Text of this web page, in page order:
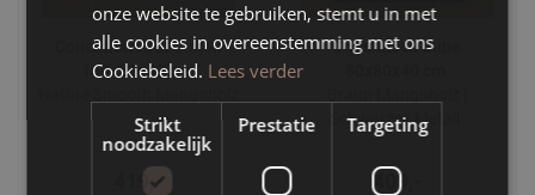
Couchtisch Set Timon
100x58x40 cm
419,-
Couchtisch Cube
Schwarzes Metall
409,-
onze website te gebruiken, stemt u in met
alle cookies in overeenstemming met ons
Cookiebeleid. Lees verder
Strikt
noodzakelijk
Prestatie Targeting